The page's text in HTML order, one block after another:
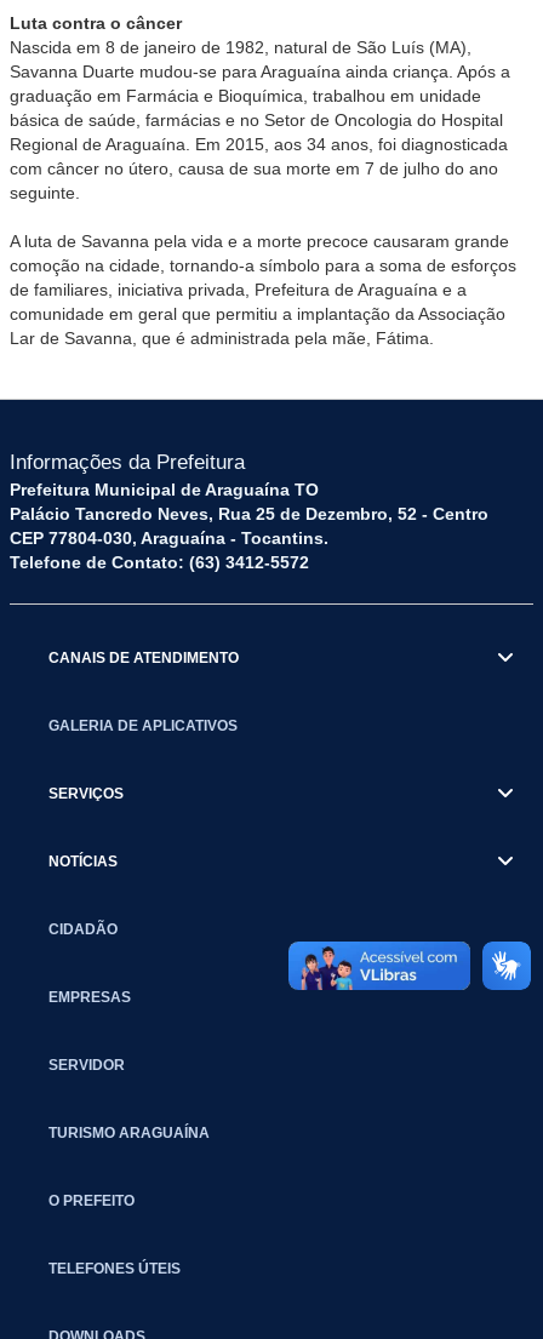
Luta contra o câncer
Nascida em 8 de janeiro de 1982, natural de São Luís (MA),
Savanna Duarte mudou-se para Araguaína ainda criança. Após a
graduação em Farmácia e Bioquímica, trabalhou em unidade
básica de saúde, farmácias e no Setor de Oncologia do Hospital
Regional de Araguaína. Em 2015, aos 34 anos, foi diagnosticada
com câncer no útero, causa de sua morte em 7 de julho do ano
seguinte.
A luta de Savanna pela vida e a morte precoce causaram grande
comoção na cidade, tornando-a símbolo para a soma de esforços
de familiares, iniciativa privada, Prefeitura de Araguaína e a
comunidade em geral que permitiu a implantação da Associação
Lar de Savanna, que é administrada pela mãe, Fátima.
Informações da Prefeitura
Prefeitura Municipal de Araguaína TO
Palácio Tancredo Neves, Rua 25 de Dezembro, 52 - Centro
CEP 77804-030, Araguaína - Tocantins.
Telefone de Contato: (63) 3412-5572
CANAIS DE ATENDIMENTO
GALERIA DE APLICATIVOS
SERVIÇOS
NOTÍCIAS
CIDADÃO
EMPRESAS
SERVIDOR
TURISMO ARAGUAÍNA
O PREFEITO
TELEFONES ÚTEIS